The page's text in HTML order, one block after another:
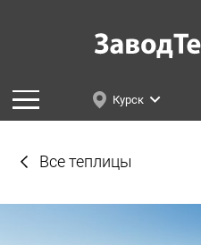
Курск
Все теплицы